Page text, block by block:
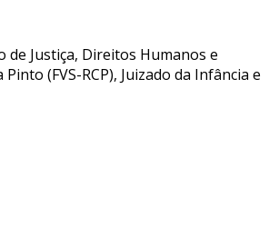
de Justiça, Direitos Humanos e
(FVS-RCP), Juizado da Infância e